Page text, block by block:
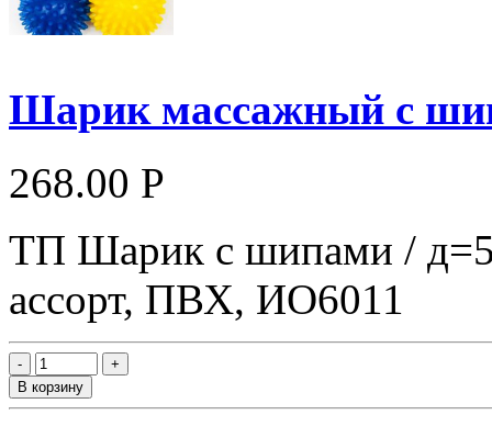
Шарик массажный с
268.00 Р
ТП Шарик с шипами /
ассорт, ПВХ, ИО6011
В корзину